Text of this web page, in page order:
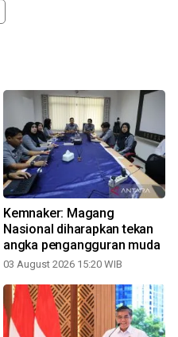
Kemnaker: Magang
Nasional diharapkan tekan
angka pengangguran muda
03 August 2026 15:20 WIB